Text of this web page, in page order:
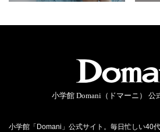
小学館 Domani（ドマーニ） 公
小学館「Domani」公式サイト。毎日忙しい40